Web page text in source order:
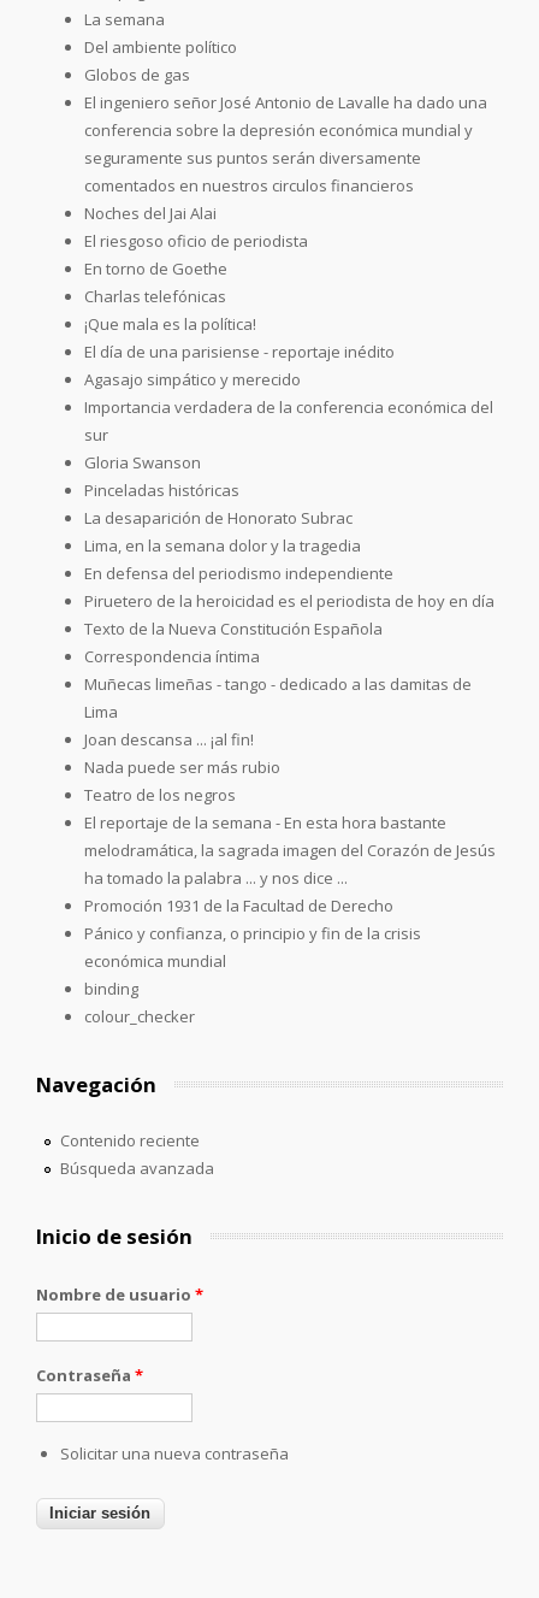
La semana
Del ambiente político
Globos de gas
El ingeniero señor José Antonio de Lavalle ha dado una
conferencia sobre la depresión económica mundial y
seguramente sus puntos serán diversamente
comentados en nuestros circulos financieros
Noches del Jai Alai
El riesgoso oficio de periodista
En torno de Goethe
Charlas telefónicas
¡Que mala es la política!
El día de una parisiense - reportaje inédito
Agasajo simpático y merecido
Importancia verdadera de la conferencia económica del
sur
Gloria Swanson
Pinceladas históricas
La desaparición de Honorato Subrac
Lima, en la semana dolor y la tragedia
En defensa del periodismo independiente
Piruetero de la heroicidad es el periodista de hoy en día
Texto de la Nueva Constitución Española
Correspondencia íntima
Muñecas limeñas - tango - dedicado a las damitas de
Lima
Joan descansa ... ¡al fin!
Nada puede ser más rubio
Teatro de los negros
El reportaje de la semana - En esta hora bastante
melodramática, la sagrada imagen del Corazón de Jesús
ha tomado la palabra ... y nos dice ...
Promoción 1931 de la Facultad de Derecho
Pánico y confianza, o principio y fin de la crisis
económica mundial
binding
colour_checker
Navegación
Contenido reciente
Búsqueda avanzada
Inicio de sesión
Nombre de usuario *
Contraseña *
Solicitar una nueva contraseña